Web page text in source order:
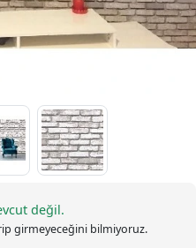
değil.
girmeyeceğini bilmiyoruz.